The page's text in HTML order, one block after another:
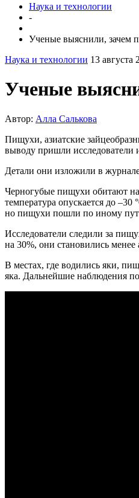
Наука и технологии
-
Ученые выяснили, зачем
Наука и технологии 13 августа
Ученые
Автор: Алла Салькова
Пищухи, азиатские
выводу пришли исследователи
Детали они изложили в
Черногубые пищухи обитают
температура опускается до
но пищухи пошли по иному
Исследователи следили за
на 30%, они становились
В местах, где водились яки,
яка. Дальнейшие наблюдения